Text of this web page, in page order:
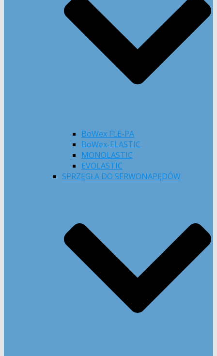
BoWex FLE-PA
BoWex-ELASTIC
MONOLASTIC
EVOLASTIC
SPRZĘGŁA DO SERWONAPĘDÓW